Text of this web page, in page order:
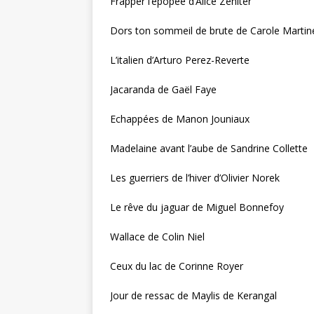
Dors ton sommeil de brute de Carole
L’italien d’Arturo Perez-Reverte
Jacaranda de Gaël Faye
Echappées de Manon Jouniaux
Madelaine avant l’aube de Sandrine Collette
Les guerriers de l’hiver d’Olivier Norek
Le rêve du jaguar de Miguel Bonnefoy
Wallace de Colin Niel
Ceux du lac de Corinne Royer
Jour de ressac de Maylis de Kerangal